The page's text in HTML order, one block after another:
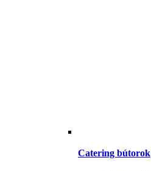
Catering bútorok